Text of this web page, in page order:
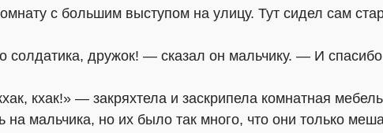
с большим выступом на улицу. Тут сидел сам
солдатика, дружок! — сказал он мальчику. — И
кхак!» — закряхтела и заскрипела комнатная
на мальчика, но их было так много, что они только